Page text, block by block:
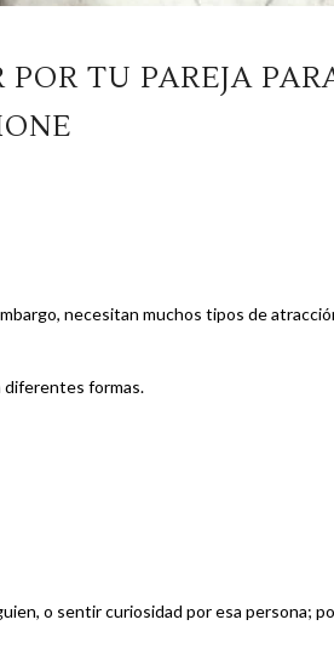
TU PAREJA
necesitan muchos tipos de
diferentes formas.
o sentir curiosidad por esa persona;